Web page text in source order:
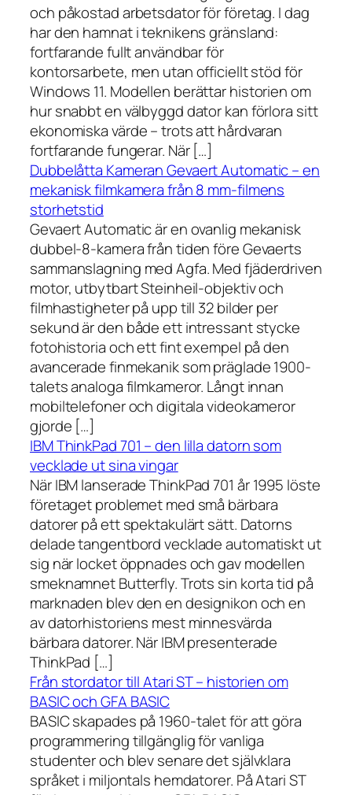
och påkostad arbetsdator för företag. I dag
har den hamnat i teknikens gränsland:
fortfarande fullt användbar för
kontorsarbete, men utan officiellt stöd för
Windows 11. Modellen berättar historien om
hur snabbt en välbyggd dator kan förlora sitt
ekonomiska värde – trots att hårdvaran
fortfarande fungerar. När […]
Dubbelåtta Kameran Gevaert Automatic – en
mekanisk filmkamera från 8 mm-filmens
storhetstid
Gevaert Automatic är en ovanlig mekanisk
dubbel-8-kamera från tiden före Gevaerts
sammanslagning med Agfa. Med fjäderdriven
motor, utbytbart Steinheil-objektiv och
filmhastigheter på upp till 32 bilder per
sekund är den både ett intressant stycke
fotohistoria och ett fint exempel på den
avancerade finmekanik som präglade 1900-
talets analoga filmkameror. Långt innan
mobiltelefoner och digitala videokameror
gjorde […]
IBM ThinkPad 701 – den lilla datorn som
vecklade ut sina vingar
När IBM lanserade ThinkPad 701 år 1995 löste
företaget problemet med små bärbara
datorer på ett spektakulärt sätt. Datorns
delade tangentbord vecklade automatiskt ut
sig när locket öppnades och gav modellen
smeknamnet Butterfly. Trots sin korta tid på
marknaden blev den en designikon och en
av datorhistoriens mest minnesvärda
bärbara datorer. När IBM presenterade
ThinkPad […]
Från stordator till Atari ST – historien om
BASIC och GFA BASIC
BASIC skapades på 1960-talet för att göra
programmering tillgänglig för vanliga
studenter och blev senare det självklara
språket i miljontals hemdatorer. På Atari ST